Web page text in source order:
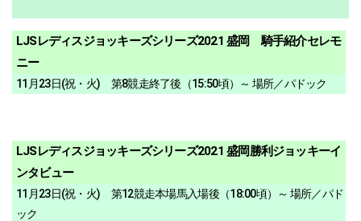
LJSレディスジョッキーズシリーズ2021 盛岡 騎手紹介セレモ
ニー
11月23日(祝・火) 第8競走終了後（15:50頃）～ 場所／パドック
LJSレディスジョッキーズシリーズ2021 盛岡勝利ジョッキーイ
ンタビュー
11月23日(祝・火) 第12競走本場馬入場後（18:00頃）～ 場所／パド
ック